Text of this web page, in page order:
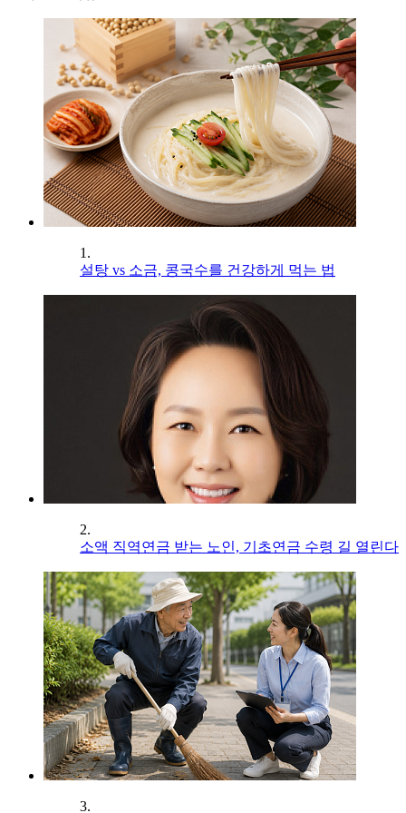
1.
설탕 vs 소금, 콩국수를 건강하게 먹는 법
2.
소액 직역연금 받는 노인, 기초연금 수령 길 열린다
3.